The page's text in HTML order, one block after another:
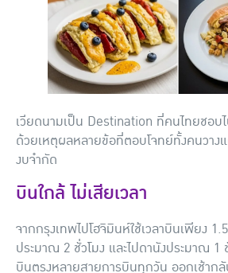
เวียดนามเป็น Destination ที่คนไทยชอ
ด้วยเหตุผลหลายข้อที่ตอบโจทย์ทั้งคนวา
งบจำกัด
บินใกล้ ไม่เสียเวลา
จากกรุงเทพไปโฮจิมินห์ใช้เวลาบินเพียง
ประมาณ 2 ชั่วโมง และไปดานังประมาณ 1
บินตรงหลายสายการบินทุกวัน ออกเช้ากลั